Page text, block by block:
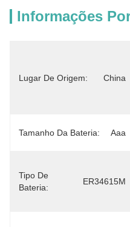
Informações
Lugar De Origem: China
Tamanho Da Bateria: Aaa
Tipo De
Bateria:
ER34615M